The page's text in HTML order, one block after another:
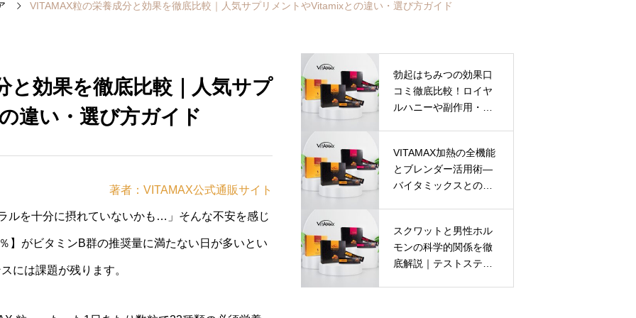
VITAMAX粒の栄養成分と効果を徹底比較｜人気サプリメントやVitamixとの違い・選び方ガイド
と効果を徹底比較｜人気サプ
違い・選び方ガイド
著者：VITAMAX公式通販サイト
ルを十分に摂れていないかも…」そんな不安を感じ
】がビタミンB群の推奨量に満たない日が多いとい
には課題が残ります。
勃起はちみつの効果口
コミ徹底比較！ロイヤ
ルハニーや副作用・安
VITAMAX加熱の全機能
とブレンダー活用術―
バイタミックスとの違
スクワットと男性ホル
モンの科学的関係を徹
底解説｜テストステロ